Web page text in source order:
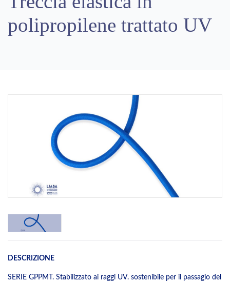
polipropilene trattato UV
Previous
DESCRIZIONE
SERIE GPPMT. Stabilizzato ai raggi UV. sostenibile per il passagio del